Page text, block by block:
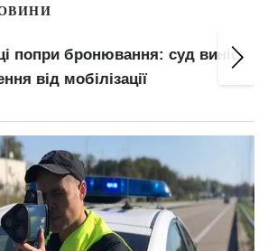
попри бронювання: суд виніс
від мобілізації